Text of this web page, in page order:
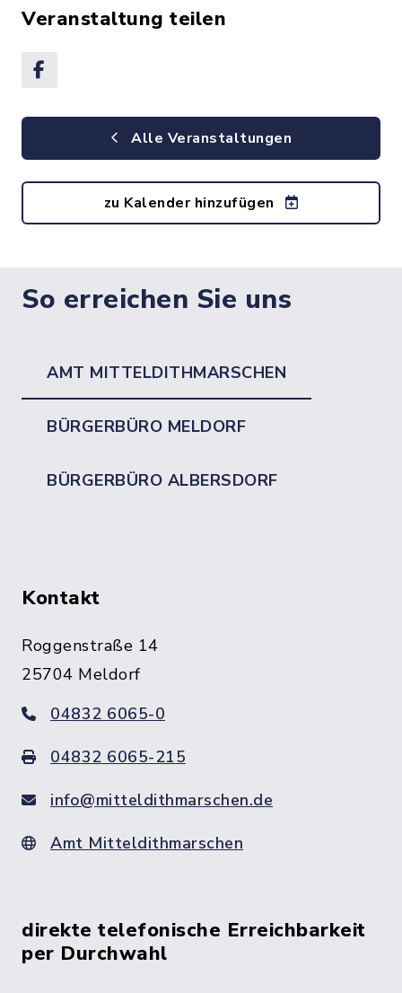
Veranstaltung teilen
Alle Veranstaltungen
zu Kalender hinzufügen
So erreichen Sie uns
AMT MITTELDITHMARSCHEN
BÜRGERBÜRO MELDORF
BÜRGERBÜRO ALBERSDORF
Kontakt
Roggenstraße 14
25704 Meldorf
04832 6065-0
04832 6065-215
info@mitteldithmarschen.de
Amt Mitteldithmarschen
direkte telefonische Erreichbarkeit
per Durchwahl